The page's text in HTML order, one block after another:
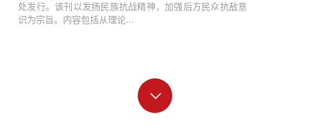
处发行。该刊以发扬民族抗战精神，加强后方民众抗敌意
识为宗旨。内容包括从理论...